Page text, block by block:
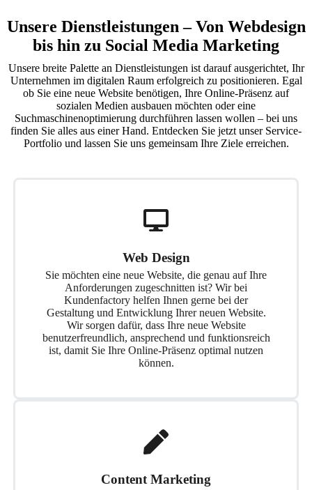
Unsere Dienstleistungen – Von Webdesign
bis hin zu Social Media Marketing
Unsere breite Palette an Dienstleistungen ist darauf ausgerichtet, Ihr
Unternehmen im digitalen Raum erfolgreich zu positionieren. Egal
ob Sie eine neue Website benötigen, Ihre Online-Präsenz auf
sozialen Medien ausbauen möchten oder eine
Suchmaschinenoptimierung durchführen lassen wollen – bei uns
finden Sie alles aus einer Hand. Entdecken Sie jetzt unser Service-
Portfolio und lassen Sie uns gemeinsam Ihre Ziele erreichen.
Web Design
Sie möchten eine neue Website, die genau auf Ihre
Anforderungen zugeschnitten ist? Wir bei
Kundenfactory helfen Ihnen gerne bei der
Gestaltung und Entwicklung Ihrer neuen Website.
Wir sorgen dafür, dass Ihre neue Website
benutzerfreundlich, ansprechend und funktionsreich
ist, damit Sie Ihre Online-Präsenz optimal nutzen
können.
Content Marketing